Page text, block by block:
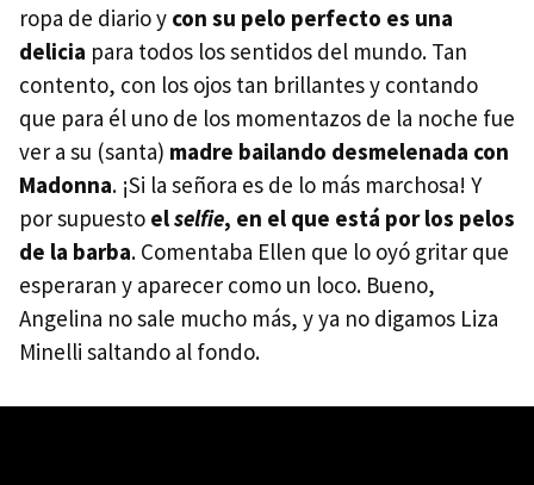
ropa de diario y con su pelo perfecto es una
delicia para todos los sentidos del mundo. Tan
contento, con los ojos tan brillantes y contando
que para él uno de los momentazos de la noche fue
ver a su (santa) madre bailando desmelenada con
Madonna. ¡Si la señora es de lo más marchosa! Y
por supuesto elselfie, en el que está por los pelos
de la barba. Comentaba Ellen que lo oyó gritar que
esperaran y aparecer como un loco. Bueno,
Angelina no sale mucho más, y ya no digamos Liza
Minelli saltando al fondo.